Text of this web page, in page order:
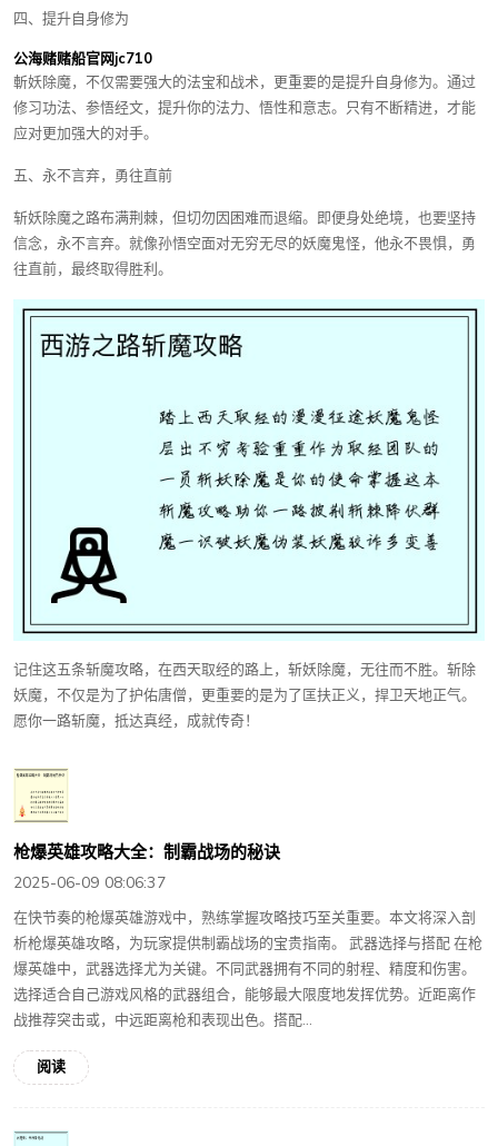
四、提升自身修为
公海赌赌船官网jc710
斬妖除魔，不仅需要强大的法宝和战术，更重要的是提升自身修为。通过
修习功法、参悟经文，提升你的法力、悟性和意志。只有不断精进，才能
应对更加强大的对手。
五、永不言弃，勇往直前
斩妖除魔之路布满荆棘，但切勿因困难而退缩。即便身处绝境，也要坚持
信念，永不言弃。就像孙悟空面对无穷无尽的妖魔鬼怪，他永不畏惧，勇
往直前，最终取得胜利。
记住这五条斩魔攻略，在西天取经的路上，斩妖除魔，无往而不胜。斩除
妖魔，不仅是为了护佑唐僧，更重要的是为了匡扶正义，捍卫天地正气。
愿你一路斩魔，抵达真经，成就传奇！
枪爆英雄攻略大全：制霸战场的秘诀
2025-06-09 08:06:37
在快节奏的枪爆英雄游戏中，熟练掌握攻略技巧至关重要。本文将深入剖
析枪爆英雄攻略，为玩家提供制霸战场的宝贵指南。 武器选择与搭配 在枪
爆英雄中，武器选择尤为关键。不同武器拥有不同的射程、精度和伤害。
选择适合自己游戏风格的武器组合，能够最大限度地发挥优势。近距离作
战推荐突击或，中远距离枪和表现出色。搭配...
阅读